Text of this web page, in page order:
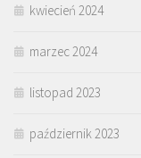
kwiecień 2024
marzec 2024
listopad 2023
październik 2023